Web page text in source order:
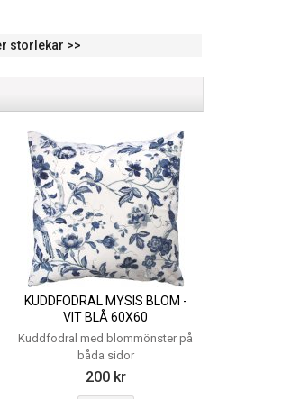
storlekar >>
KUDDFODRAL MYSIS BLOM -
VIT BLÅ 60X60
Kuddfodral med blommönster på
båda sidor
200 kr